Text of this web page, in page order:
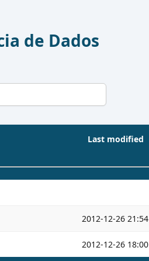
de Dados
Last modified
2012-12-26 21:54
2012-12-26 18:00